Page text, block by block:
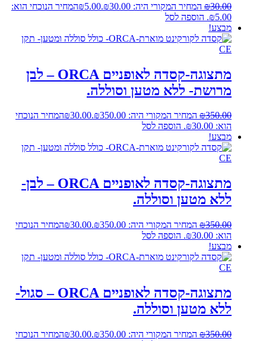
₪30.00 המחיר המקורי היה: ₪30.00. ₪5.00
המחיר הנוכחי הוא:
₪5.00. הוספה לסל
מבצע!
מתצוגה-קסדה לאופניים ORCA – לבן
מרושת- ללא מטען וסוללה.
₪350.00 המחיר המקורי היה: ₪350.00. ₪30.00
המחיר הנוכחי
הוא: ₪30.00.
הוספה לסל
מבצע!
מתצוגה-קסדה לאופניים ORCA – לבן-
ללא מטען וסוללה.
₪350.00 המחיר המקורי היה: ₪350.00. ₪30.00
המחיר הנוכחי
הוא: ₪30.00.
הוספה לסל
מבצע!
מתצוגה-קסדה לאופניים ORCA – סגול-
ללא מטען וסוללה.
₪350.00 המחיר המקורי היה: ₪350.00. ₪30.00
המחיר הנוכחי